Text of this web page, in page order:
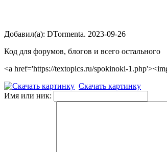
Добавил(а): DTormenta. 2023-09-26
Код для форумов, блогов и всего остального
<a href='https://textopics.ru/spokinoki-
Скачать картинку
Имя или ник: